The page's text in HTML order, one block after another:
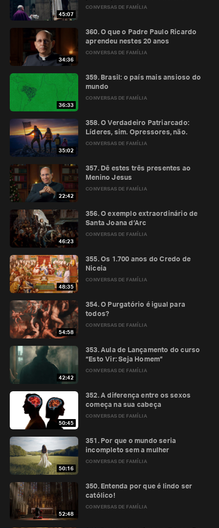
45:07
CONVERSAS DE FAMÍLIA
34:36
CONVERSAS DE FAMÍLIA
360. O que o Padre Paulo Ricardo
aprendeu nestes 20 anos
36:33
CONVERSAS DE FAMÍLIA
359. Brasil: o país mais ansioso do
mundo
35:02
CONVERSAS DE FAMÍLIA
358. O Verdadeiro Patriarcado:
Líderes, sim. Opressores, não.
22:42
CONVERSAS DE FAMÍLIA
357. Dê estes três presentes ao
Menino Jesus
46:23
CONVERSAS DE FAMÍLIA
356. O exemplo extraordinário de
Santa Joana d’Arc
48:35
CONVERSAS DE FAMÍLIA
355. Os 1.700 anos do Credo de
Niceia
54:58
CONVERSAS DE FAMÍLIA
354. O Purgatório é igual para
todos?
42:42
CONVERSAS DE FAMÍLIA
353. Aula de Lançamento do curso
“Esto Vir: Seja Homem”
50:45
CONVERSAS DE FAMÍLIA
352. A diferença entre os sexos
começa na sua cabeça
50:16
CONVERSAS DE FAMÍLIA
351. Por que o mundo seria
incompleto sem a mulher
52:48
CONVERSAS DE FAMÍLIA
350. Entenda por que é lindo ser
católico!